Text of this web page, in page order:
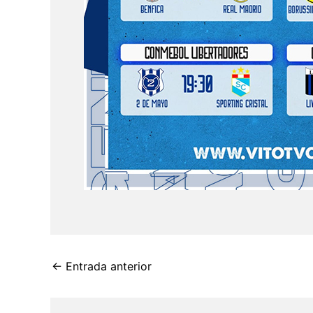
← Entrada anterior